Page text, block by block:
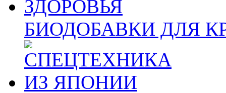
БИОДОБАВКИ ДЛЯ